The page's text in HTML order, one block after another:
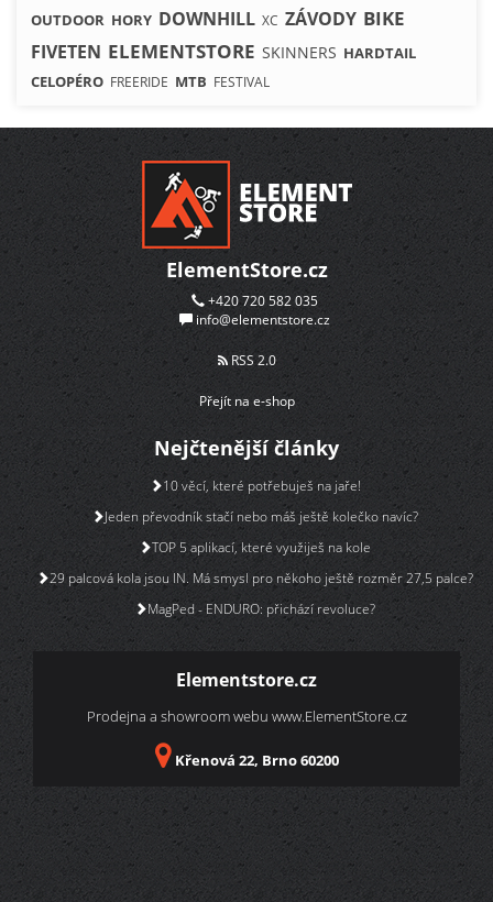
OUTDOOR HORY DOWNHILL XC ZÁVODY BIKE
FIVETEN ELEMENTSTORE SKINNERS HARDTAIL
CELOPÉRO FREERIDE MTB FESTIVAL
ElementStore.cz
+420 720 582 035
info@elementstore.cz
RSS 2.0
Přejít na e-shop
Nejčtenější články
10 věcí, které potřebuješ na jaře!
Jeden převodník stačí nebo máš ještě kolečko navíc?
TOP 5 aplikací, které využiješ na kole
29 palcová kola jsou IN. Má smysl pro někoho ještě rozměr 27,5 palce?
MagPed - ENDURO: přichází revoluce?
Elementstore.cz
Prodejna a showroom webu www.ElementStore.cz
Křenová 22, Brno 60200